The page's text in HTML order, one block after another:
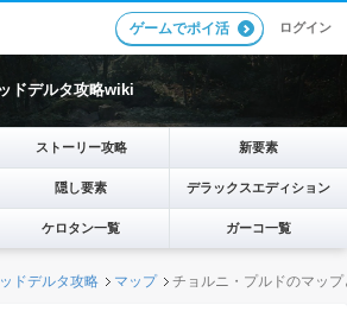
ゲームでポイ活 ログイン
ドデルタ攻略wiki
ストーリー攻略 新要素
隠し要素 デラックスエディション
ケロタン一覧 ガーコ一覧
ドデルタ攻略 マップ チョルニ・プルドのマッ